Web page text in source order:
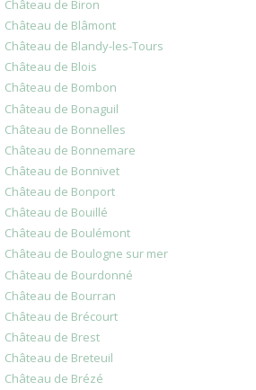
Château de Biron
Château de Blâmont
Château de Blandy-les-Tours
Château de Blois
Château de Bombon
Château de Bonaguil
Château de Bonnelles
Château de Bonnemare
Château de Bonnivet
Château de Bonport
Château de Bouillé
Château de Boulémont
Château de Boulogne sur mer
Château de Bourdonné
Château de Bourran
Château de Brécourt
Château de Brest
Château de Breteuil
Château de Brézé